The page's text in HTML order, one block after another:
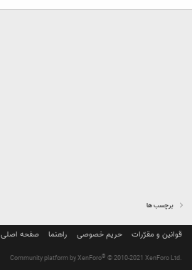
برچسب ها
قوانین و مقرّرات حریم خصوصی راهنما صفحه اصلی
Community platform by XenForo® © 2010-2021 XenForo Ltd.